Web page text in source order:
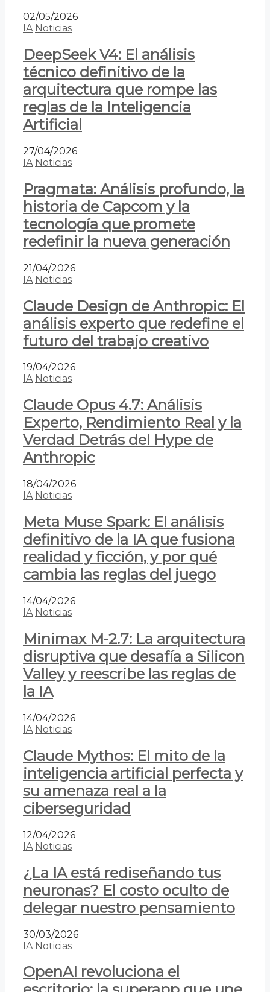
02/05/2026
IA Noticias
DeepSeek V4: El análisis
técnico definitivo de la
arquitectura que rompe las
reglas de la Inteligencia
Artificial
27/04/2026
IA Noticias
Pragmata: Análisis profundo, la
historia de Capcom y la
tecnología que promete
redefinir la nueva generación
21/04/2026
IA Noticias
Claude Design de Anthropic: El
análisis experto que redefine el
futuro del trabajo creativo
19/04/2026
IA Noticias
Claude Opus 4.7: Análisis
Experto, Rendimiento Real y la
Verdad Detrás del Hype de
Anthropic
18/04/2026
IA Noticias
Meta Muse Spark: El análisis
definitivo de la IA que fusiona
realidad y ficción, y por qué
cambia las reglas del juego
14/04/2026
IA Noticias
Minimax M-2.7: La arquitectura
disruptiva que desafía a Silicon
Valley y reescribe las reglas de
la IA
14/04/2026
IA Noticias
Claude Mythos: El mito de la
inteligencia artificial perfecta y
su amenaza real a la
ciberseguridad
12/04/2026
IA Noticias
¿La IA está rediseñando tus
neuronas? El costo oculto de
delegar nuestro pensamiento
30/03/2026
IA Noticias
OpenAI revoluciona el